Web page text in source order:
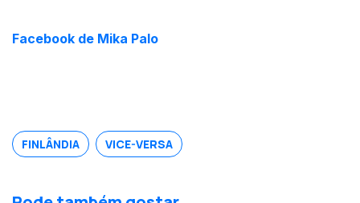
Facebook de Mika Palo
FINLÂNDIA VICE-VERSA